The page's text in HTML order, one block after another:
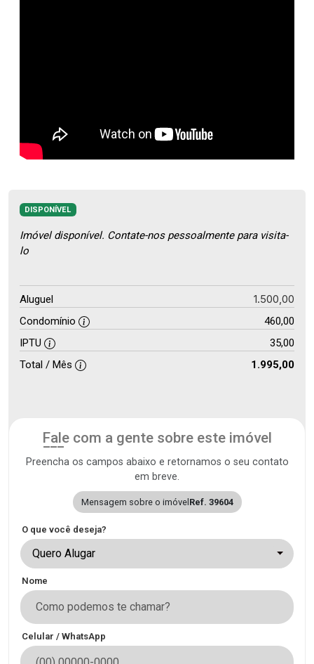
DISPONÍVEL
Imóvel disponível. Contate-nos pessoalmente para visita-
lo
Aluguel 1.500,00
Condomínio
460,00
IPTU
35,00
Total / Mês
1.995,00
Fale com a gente sobre este imóvel
Preencha os campos abaixo e retornamos o seu contato
em breve.
Mensagem sobre o imóvel Ref. 39604
O que você deseja?
Quero Alugar
Nome
Celular / WhatsApp